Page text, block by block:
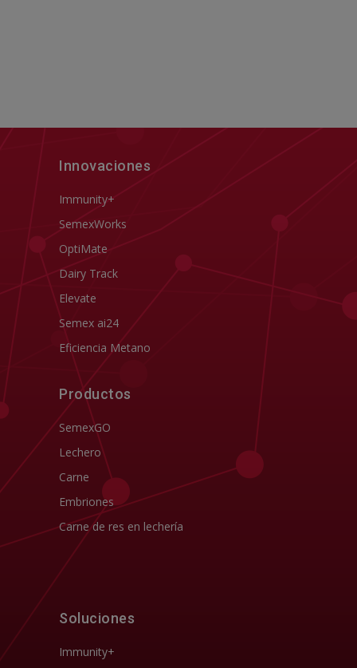
Innovaciones
Immunity+
SemexWorks
OptiMate
Dairy Track
Elevate
Semex ai24
Eficiencia Metano
Productos
SemexGO
Lechero
Carne
Embriones
Carne de res en lechería
Soluciones
Immunity+